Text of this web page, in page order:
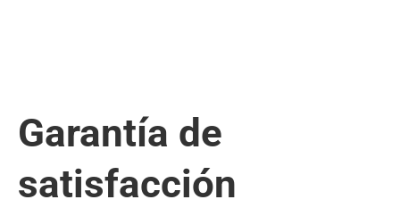
Garantía de
satisfacción